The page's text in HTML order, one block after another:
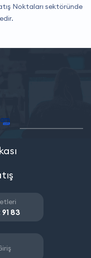
Noktaları sektöründe
91 83